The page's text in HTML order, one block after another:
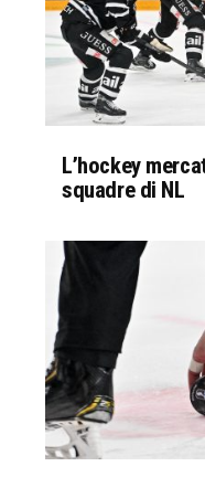
L’hockey
squadre di NL